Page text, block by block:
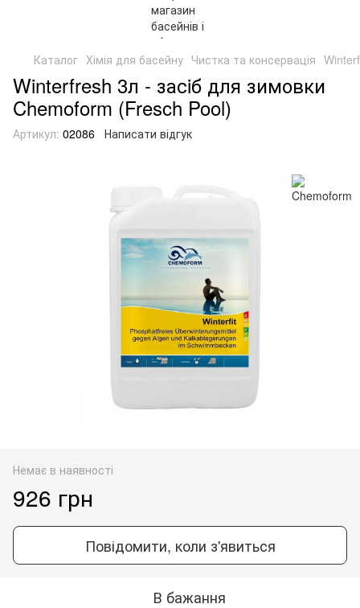
Каталог Хімія для басейну Чистка та консервація
Winterfresh 3л - засiб для зимовки
Chemoform (Fresch Pool)
Артикул: 02086 Написати відгук
Немає в наявності
926 грн
Повідомити, коли з'явиться
В бажання